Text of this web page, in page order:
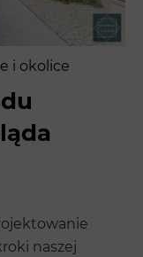
i okolice
naszej